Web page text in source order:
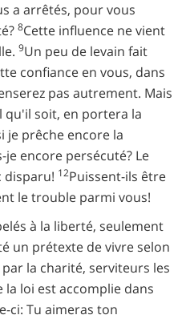
a arrêtés, pour vous
8Cette influence ne vient
9Un peu de levain fait
confiance en vous, dans
pas autrement. Mais
qu'il soit, en portera la
je prêche encore la
encore persécuté? Le
disparu! 12Puissent-ils être
le trouble parmi vous!
à la liberté, seulement
un prétexte de vivre selon
la charité, serviteurs les
la loi est accomplie dans
ci: Tu aimeras ton